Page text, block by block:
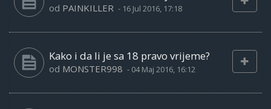
od PAINKILLER - 16 Jul 2016, 17:18
Kako i da li je sa 18 pravo vrijeme?
od MONSTER998 - 04 Maj 2016, 16:12